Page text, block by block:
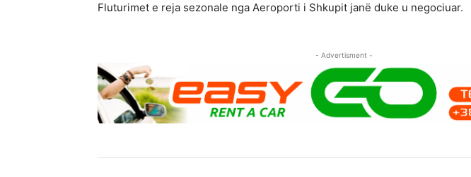
Fluturimet e reja sezonale nga Aeroporti i Shkupit janë duke u negociuar.
- Advertisment -